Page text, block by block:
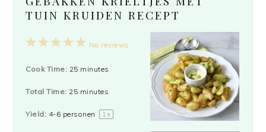
TUIN KRUIDEN RECEPT
5
4
3
2
1
No reviews
Cook Time: 25 minutes
Total Time: 25 minutes
Yield: 4-6 personen 1 x